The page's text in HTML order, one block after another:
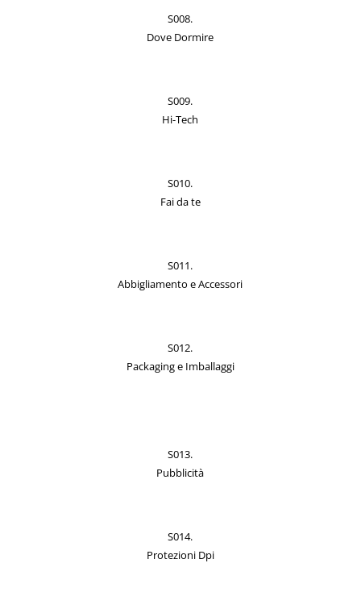
S008.
Dove Dormire
S009.
Hi-Tech
S010.
Fai da te
S011.
Abbigliamento e Accessori
S012.
Packaging e Imballaggi
S013.
Pubblicità
S014.
Protezioni Dpi